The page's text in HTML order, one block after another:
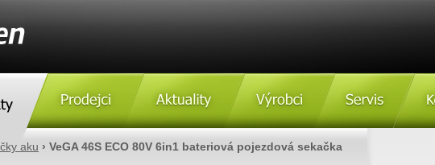
aku › VeGA 46S ECO 80V 6in1 bateriová pojezdová sekačka
Prodejci Aktulity Výrobci Servis Ke